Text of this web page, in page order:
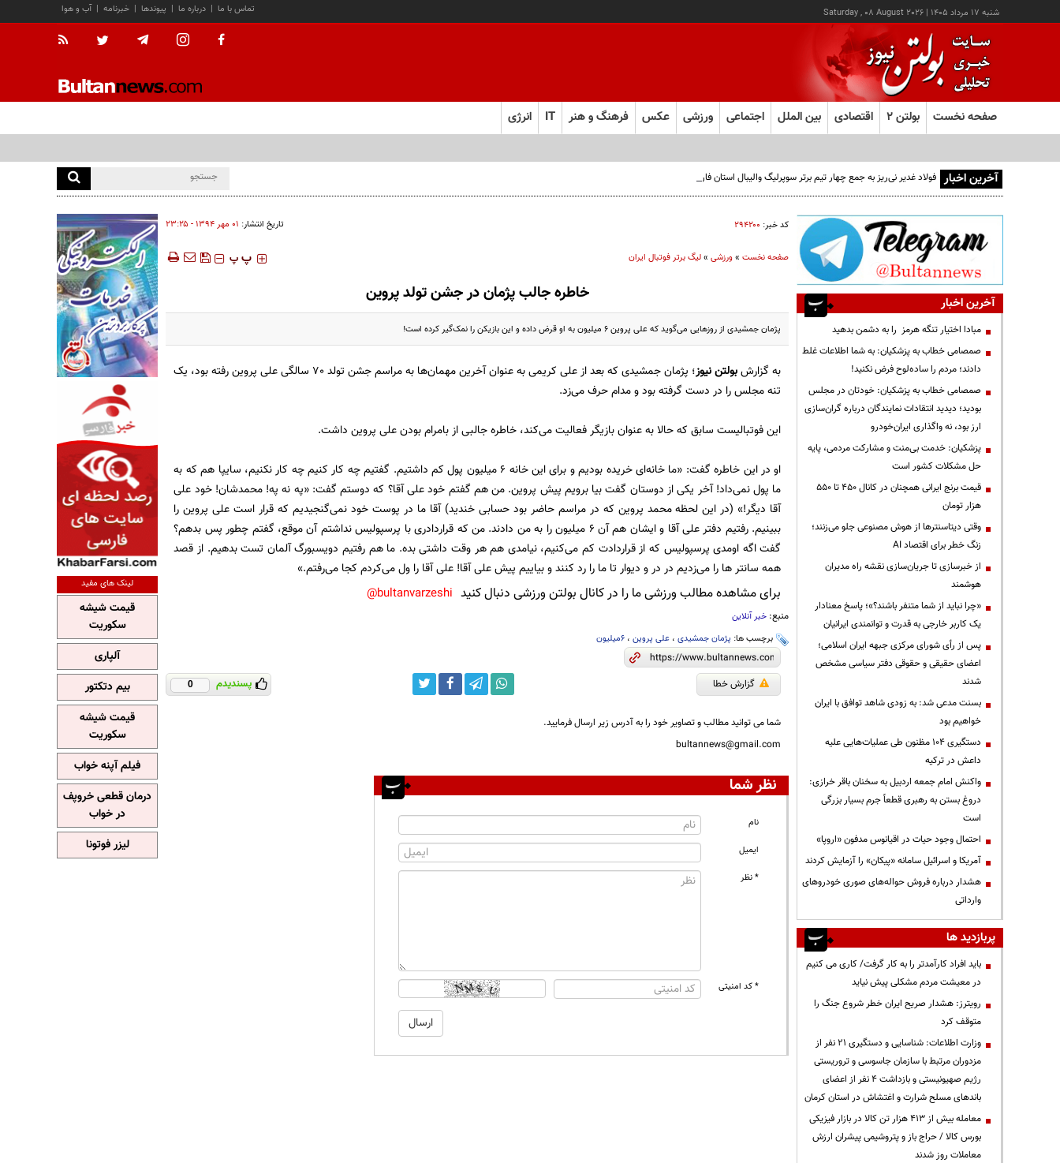
شنبه ۱۷ مرداد ۱۴۰۵ |
Saturday , 08 August 2026 آب و هوا | خبرنامه | پیوندها | درباره ما | تماس با ما
صفحه نخست بولتن ۲ اقتصادی بین الملل اجتماعی ورزشی عکس فرهنگ و هنر IT انرژی
آخرین اخبار فولاد غدیر نی‌ریز به جمع چهار تیم برتر سوپرلیگ والیبال استان فارس صعود کرد
کد خبر: ۲۹۴۲۰۰ تاریخ انتشار: ۰۱ مهر ۱۳۹۴ - ۲۳:۲۵
صفحه نخست»ورزشی»لیگ برتر فوتبال ایران ‍‍‍ پ پ
خاطره جالب پژمان در جشن تولد پروین
پژمان جمشیدی از روزهایی می‌گوید که علی پروین 6 میلیون به او قرض داده و این بازیکن را نمک‌گیر کرده است!
به گزارشبولتن نیوز
؛ پژمان جمشیدی که بعد از علی کریمی به عنوان آخرین مهمان‌ها به مراسم جشن تولد 70 سالگی علی پروین رفته بود، یک
تنه مجلس را در دست گرفته بود و مدام حرف می‌زد.
این فوتبالیست سابق که حالا به عنوان بازیگر فعالیت می‌کند، خاطره جالبی از بامرام بودن علی پروین داشت.
او در این خاطره گفت: «ما خانه‌ای خریده بودیم و برای این خانه 6 میلیون پول کم داشتیم. گفتیم چه کار کنیم چه کار نکنیم، سایپا هم که به
ما پول نمی‌داد! آخر یکی از دوستان گفت بیا برویم پیش پروین. من هم گفتم خود علی آقا؟ که دوستم گفت: «په نه په! محمدشان! خود علی
آقا دیگر!» (در این لحظه محمد پروین که در مراسم حاضر بود حسابی خندید) آقا ما در پوست خود نمی‌گنجیدیم که قرار است علی پروین را
ببینیم. رفتیم دفتر علی آقا و ایشان هم آن 6 میلیون را به من دادند. من که قراردادری با پرسپولیس نداشتم آن موقع، گفتم چطور پس بدهم؟
گفت اگه اومدی پرسپولیس که از قراردادت کم می‌کنیم، نیامدی هم هر وقت داشتی بده. ما هم رفتیم دویسبورگ آلمان تست بدهیم. از قصد
همه سانتر ها را می‌زدیم در در و دیوار تا ما را رد کنند و بیاییم پیش علی آقا! علی آقا را ول می‌کردم کجا می‌رفتم.»
برای مشاهده مطالب ورزشی ما را در کانال بولتن ورزشی دنبال کنید bultanvarzeshi@
منبع: خبر آنلاین
برچسب ها: پژمان جمشیدی، علی پروین، 6میلیون
گزارش خطا پسندیدم 0
شما می توانید مطالب و تصاویر خود را به آدرس زیر ارسال فرمایید.
bultannews@gmail.com
نظر شما
نام
ایمیل
* نظر
* کد امنیتی
آخرین اخبار
مبادا اختیار تنگه هرمز را به دشمن بدهید
صمصامی خطاب به پزشکیان: به شما اطلاعات غلط
دادند؛ مردم را ساده‌لوح فرض نکنید!
صمصامی خطاب به پزشکیان: خودتان در مجلس
بودید؛ دیدید انتقادات نمایندگان درباره گران‌سازی
ارز بود، نه واگذاری ایران‌خودرو
پزشکیان: خدمت بی‌منت و مشارکت مردمی، پایه
حل مشکلات کشور است
قیمت‌ برنج ایرانی همچنان در کانال ۴۵۰ تا ۵۵۰
هزار تومان
وقتی دیتاسنترها از هوش مصنوعی جلو می‌زنند؛
زنگ خطر برای اقتصاد AI
از خبرسازی تا جریان‌سازی نقشه راه مدیران
هوشمند
«چرا نباید از شما متنفر باشند؟»؛ پاسخ معنادار
یک کاربر خارجی به قدرت و توانمندی ایرانیان
پس از رأی شورای مرکزی جبهه ایران اسلامی؛
اعضای حقیقی و حقوقی دفتر سیاسی مشخص
شدند
بسنت مدعی شد: به زودی شاهد توافق با ایران
خواهیم بود
دستگیری ۱۰۴ مظنون طی عملیات‌هایی علیه
داعش در ترکیه
واکنش امام جمعه اردبیل به سخنان باقر خرازی:
دروغ بستن به رهبری قطعاً جرم بسیار بزرگی
است
احتمال وجود حیات در اقیانوس مدفون «اروپا»
آمریکا و اسرائیل سامانه «پیکان» را آزمایش کردند
هشدار درباره فروش حواله‌های صوری خودروهای
وارداتی
پربازدید ها
باید افراد کارآمدتر را به کار گرفت/ کاری می کنیم
در معیشت مردم مشکلی پیش نیاید
رویترز: هشدار صریح ایران خطر شروع جنگ را
متوقف کرد
وزارت اطلاعات: شناسایی و دستگیری ۲۱ نفر از
مزدوران مرتبط با سازمان جاسوسی و تروریستی
رژیم صهیونیستی و بازداشت ۴ نفر از اعضای
باندهای مسلح شرارت و اغتشاش در استان کرمان
معامله بیش از ۴۱۳ هزار تن کالا در بازار فیزیکی
بورس کالا / حراج باز و پتروشیمی پیشران ارزش
معاملات روز شدند
لینک های مفید
قیمت شیشه
سکوریت
آلپاری
بیم دتکتور
قیمت شیشه
سکوریت
فیلم آپنه خواب
درمان قطعی خروپف
در خواب
لیزر فوتونا